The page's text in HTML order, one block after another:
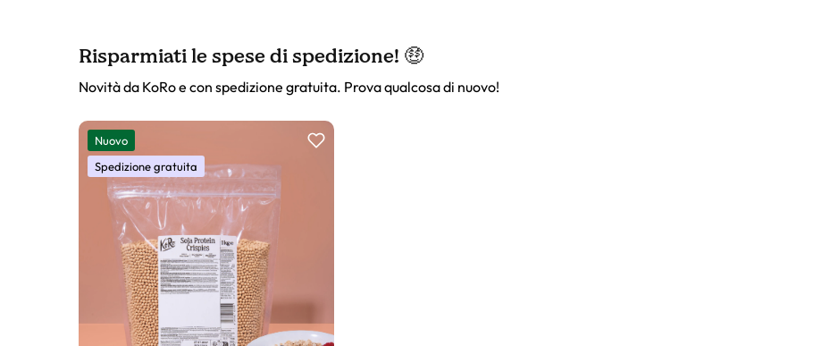
Risparmiati le spese di spedizione! 🤑
Novità da KoRo e con spedizione gratuita. Prova qualcosa di nuovo!
Slider prodotto
Nuovo
Spedizione gratuita